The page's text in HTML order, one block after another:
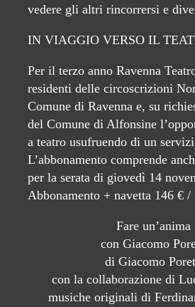
vedere gli altri rincorrersi e
IN VIAGGIO VERSO IL
Per il terzo anno Ravenna
residenti delle circoscrizioni
Comune di Ravenna e, su
del Comune di Alfonsine
a teatro usufruendo di un
L’abbonamento comprende
per la serata di giovedì 14
Abbonamento + navetta 146 €
Fare un’anima
con Giacomo
di Giacomo
con la collaborazione di
musiche originali di